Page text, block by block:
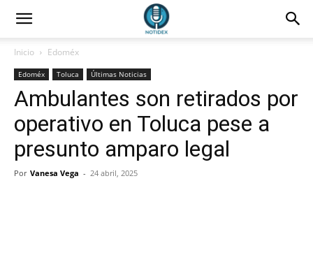
Inicio Edoméx
Edoméx Toluca Últimas Noticias
Ambulantes son retirados por
operativo en Toluca pese a
presunto amparo legal
Por Vanesa Vega - 24 abril, 2025